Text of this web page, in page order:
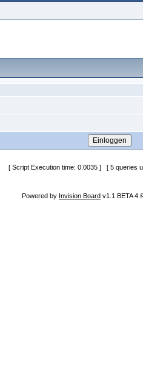
[ Script Execution time: 0.0035 ] [ 5 queries
Powered by Invision Board v1.1 BETA 4